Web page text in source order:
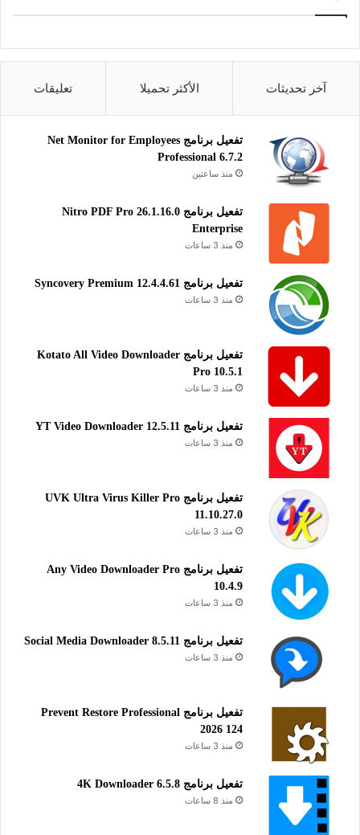
آخر تحديثات الأكثر تحميلا تعليقات
تفعيل برنامج Net Monitor for Employees
Professional 6.7.2
منذ ساعتين
تفعيل برنامج Nitro PDF Pro 26.1.16.0
Enterprise
منذ 3 ساعات
تفعيل برنامج Syncovery Premium 12.4.4.61
منذ 3 ساعات
تفعيل برنامج Kotato All Video Downloader
Pro 10.5.1
منذ 3 ساعات
تفعيل برنامج YT Video Downloader 12.5.11
منذ 3 ساعات
تفعيل برنامج UVK Ultra Virus Killer Pro
11.10.27.0
منذ 3 ساعات
تفعيل برنامج Any Video Downloader Pro
10.4.9
منذ 3 ساعات
تفعيل برنامج Social Media Downloader 8.5.11
منذ 3 ساعات
تفعيل برنامج Prevent Restore Professional
2026 124
منذ 3 ساعات
تفعيل برنامج 4K Downloader 6.5.8
منذ 8 ساعات